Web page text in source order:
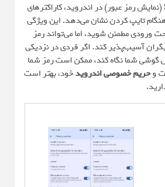
رمز عبور) در اندروید، کاراکترهای
تایپ کردن نشان می‌دهد. این ویژگی
مطمئن شوید، اما می‌تواند رمز
آسیب‌پذیر کند. اگر فردی در نزدیکی
شما نگاه کند، ممکن است رمز شما
حریم خصوصی اندرویدخود، بهتر است